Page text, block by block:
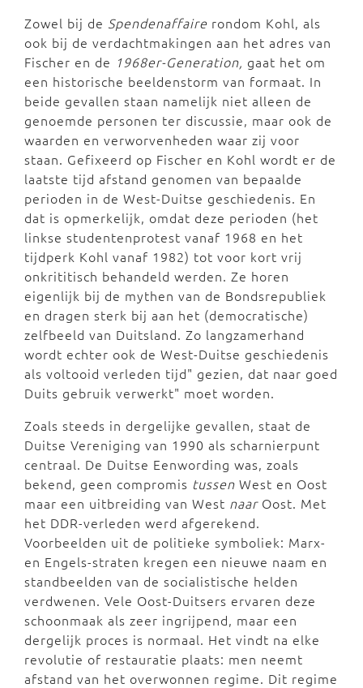
Zowel bij de Spendenaffaire rondom Kohl, als
ook bij de verdachtmakingen aan het adres van
Fischer en de 1968er-Generation, gaat het om
een historische beeldenstorm van formaat. In
beide gevallen staan namelijk niet alleen de
genoemde personen ter discussie, maar ook de
waarden en verworvenheden waar zij voor
staan. Gefixeerd op Fischer en Kohl wordt er de
laatste tijd afstand genomen van bepaalde
perioden in de West-Duitse geschiedenis. En
dat is opmerkelijk, omdat deze perioden (het
linkse studentenprotest vanaf 1968 en het
tijdperk Kohl vanaf 1982) tot voor kort vrij
onkrititisch behandeld werden. Ze horen
eigenlijk bij de mythen van de Bondsrepubliek
en dragen sterk bij aan het (democratische)
zelfbeeld van Duitsland. Zo langzamerhand
wordt echter ook de West-Duitse geschiedenis
als voltooid verleden tijd" gezien, dat naar goed
Duits gebruik verwerkt" moet worden.
Zoals steeds in dergelijke gevallen, staat de
Duitse Vereniging van 1990 als scharnierpunt
centraal. De Duitse Eenwording was, zoals
bekend, geen compromis tussen West en Oost
maar een uitbreiding van West naarOost. Met
het DDR-verleden werd afgerekend.
Voorbeelden uit de politieke symboliek: Marx-
en Engels-straten kregen een nieuwe naam en
standbeelden van de socialistische helden
verdwenen. Vele Oost-Duitsers ervaren deze
schoonmaak als zeer ingrijpend, maar een
dergelijk proces is normaal. Het vindt na elke
revolutie of restauratie plaats: men neemt
afstand van het overwonnen regime. Dit regime